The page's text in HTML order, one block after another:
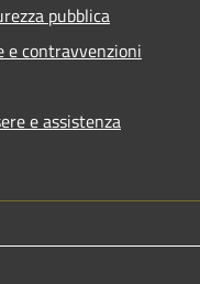
pubblica
e contravvenzioni
e assistenza